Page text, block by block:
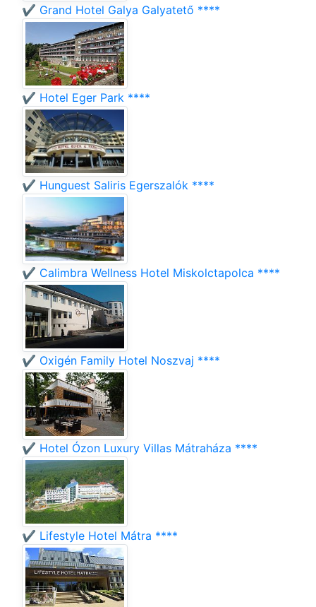
✔️ Grand Hotel Galya Galyatető ****
✔️ Hotel Eger Park ****
✔️ Hunguest Saliris Egerszalók ****
✔️ Calimbra Wellness Hotel Miskolctapolca ****
✔️ Oxigén Family Hotel Noszvaj ****
✔️ Hotel Ózon Luxury Villas Mátraháza ****
✔️ Lifestyle Hotel Mátra ****